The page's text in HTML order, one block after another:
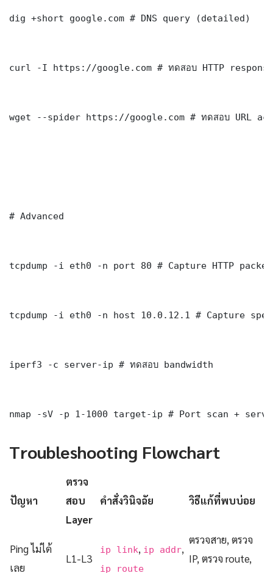
dig +short google.com # DNS query (detailed)
curl -I https://google.com # ทดสอบ HTTP
wget --spider https://google.com # ทดสอบ URL
# Advanced
tcpdump -i eth0 -n port 80 # Capture HTTP
tcpdump -i eth0 -n host 10.0.12.1 # Capture
iperf3 -c server-ip # ทดสอบ bandwidth
nmap -sV -p 1-1000 target-ip # Port scan +
Troubleshooting Flowchart
ปัญหา
ตรวจ
สอบ
Layer
คำสั่งวินิจฉัย วิธีแก้ที่พบบ่อย
Ping ไม่ได้
เลย
L1-L3
ip link, ip addr,
ip route
ตรวจสาย, ตรวจ
IP, ตรวจ route,